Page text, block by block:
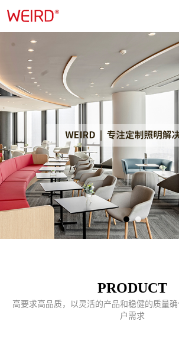
PRODUCT
高要求高品质，以灵活的产品和稳健的质量
户需求